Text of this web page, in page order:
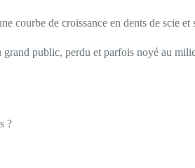
courbe de croissance en dents de scie et
public, perdu et parfois noyé au
?